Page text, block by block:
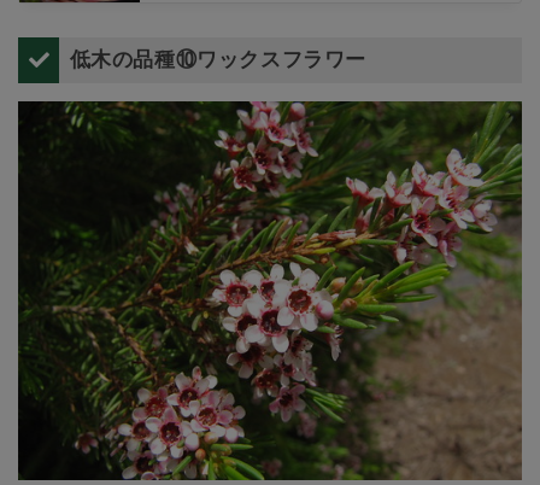
低木の品種⑩ワックスフラワー